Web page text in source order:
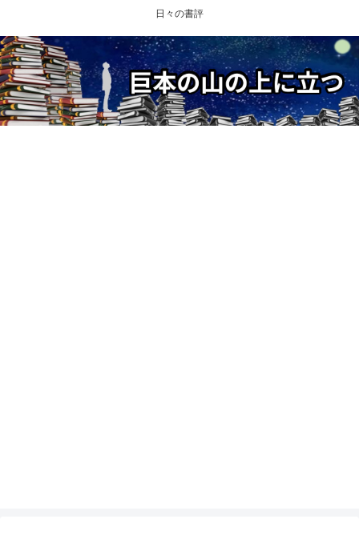
日々の書評